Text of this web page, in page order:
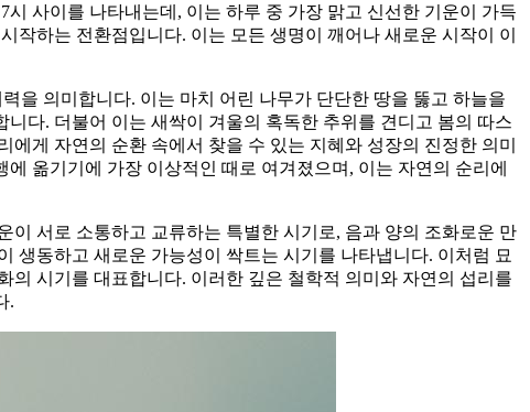
사이를 나타내는데, 이는 하루 중 가장 맑고 신선한 기운이 가득
하는 전환점입니다. 이는 모든 생명이 깨어나 새로운 시작이 이
을 의미합니다. 이는 마치 어린 나무가 단단한 땅을 뚫고 하늘을
다. 더불어 이는 새싹이 겨울의 혹독한 추위를 견디고 봄의 따스
게 자연의 순환 속에서 찾을 수 있는 지혜와 성장의 진정한 의미
옮기기에 가장 이상적인 때로 여겨졌으며, 이는 자연의 순리에
서로 소통하고 교류하는 특별한 시기로, 음과 양의 조화로운 만
생동하고 새로운 가능성이 싹트는 시기를 나타냅니다. 이처럼 묘
시기를 대표합니다. 이러한 깊은 철학적 의미와 자연의 섭리를
.